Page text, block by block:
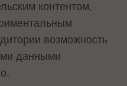
контентом,
возможность
данными